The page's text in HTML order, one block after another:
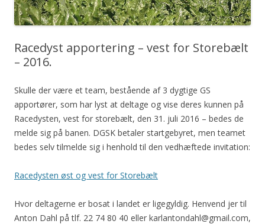
Racedyst apportering – vest for Storebælt
– 2016.
Skulle der være et team, bestående af 3 dygtige GS
apportører, som har lyst at deltage og vise deres kunnen på
Racedysten, vest for storebælt, den 31. juli 2016 – bedes de
melde sig på banen. DGSK betaler startgebyret, men teamet
bedes selv tilmelde sig i henhold til den vedhæftede invitation:
Racedysten øst og vest for Storebælt
Hvor deltagerne er bosat i landet er ligegyldig. Henvend jer til
Anton Dahl på tlf. 22 74 80 40 eller karlantondahl@gmail.com,